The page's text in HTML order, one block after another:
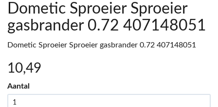
Dometic Sproeier Sproeier
gasbrander 0.72 407148051
Dometic Sproeier Sproeier gasbrander 0.72 407148051
10,49
Aantal